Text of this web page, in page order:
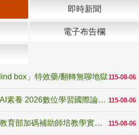
即時新聞
電子布告欄
115-08-06
box」特效藥/翻轉無聊地獄
115-08-06
匯聚全球視野深化師生AI素養 2026數位學習國際論壇高雄登場
115-08-06
深化師培與現場連結！教育部加碼補助師培教學實踐研究 10月師培國際研討會交流教學實踐經驗